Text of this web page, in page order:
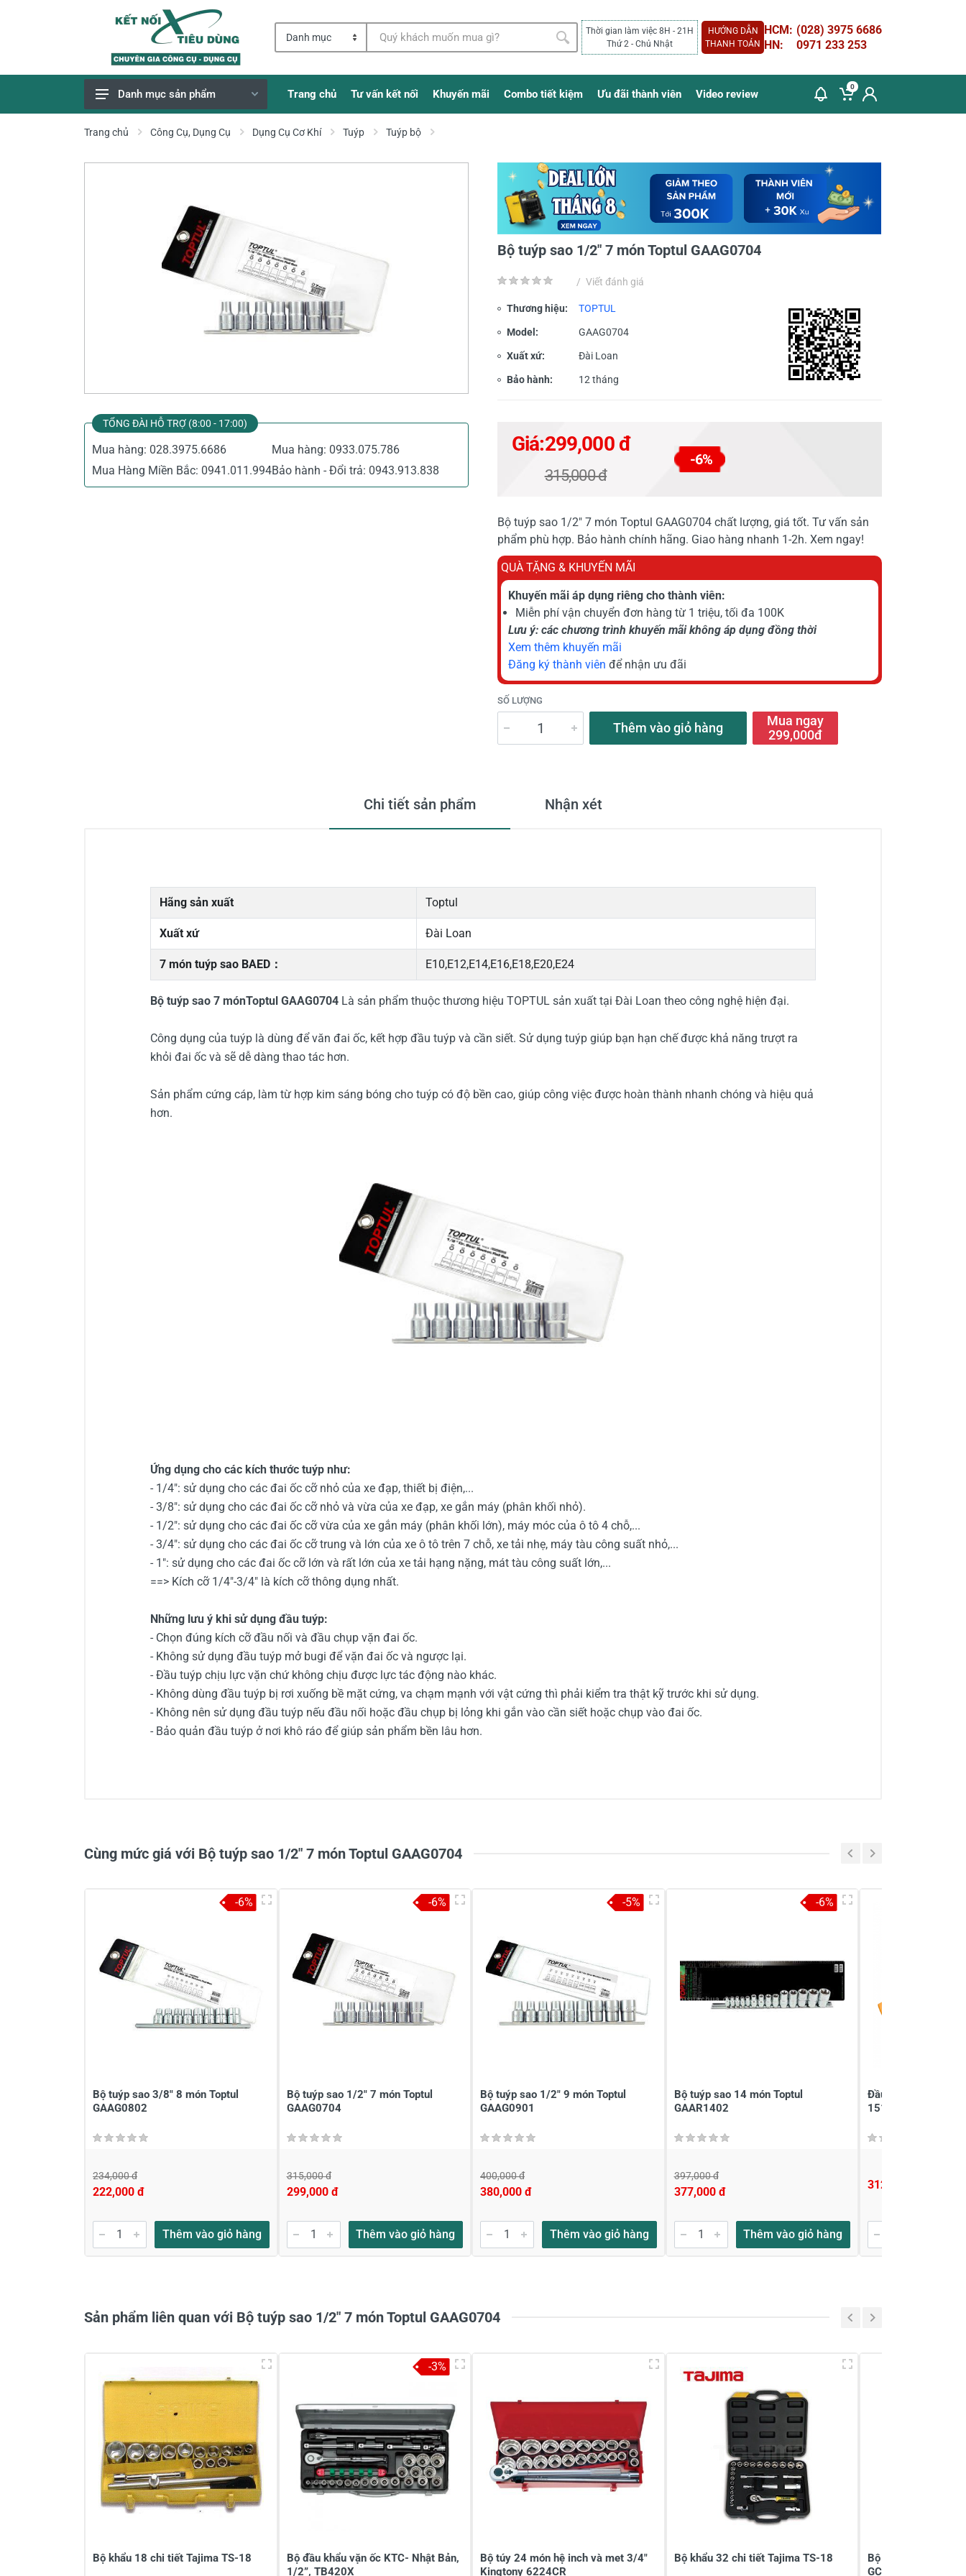
Thời gian làm việc 8H - 21H
Thứ 2 - Chủ Nhật
HƯỚNG DẪN
THANH TOÁN
HCM: (028) 3975 6686
HN:
0971 233 253
Giao Hàng Miễn Phí
Danh mục sản phẩm Trang chủ Tư vấn kết nối Khuyến mãi Combo tiết kiệm Ưu đãi thành viên Video review
0
Trang chủ Công Cụ, Dụng Cụ Dụng Cụ Cơ Khí Tuýp Tuýp bộ
TỔNG ĐÀI HỖ TRỢ (8:00 - 17:00)
Mua hàng: 028.3975.6686 Mua hàng: 0933.075.786
Mua Hàng Miền Bắc: 0941.011.994Bảo hành - Đổi trả: 0943.913.838
Bộ tuýp sao 1/2" 7 món Toptul GAAG0704
/ Viết đánh giá
Thương hiệu: TOPTUL
Model: GAAG0704
Xuất xứ: Đài Loan
Bảo hành: 12 tháng
Giá:299,000 đ
315,000 đ
-6%
Bộ tuýp sao 1/2" 7 món Toptul GAAG0704 chất lượng, giá tốt. Tư vấn sản
phẩm phù hợp. Bảo hành chính hãng. Giao hàng nhanh 1-2h. Xem ngay!
QUÀ TẶNG & KHUYẾN MÃI
Khuyến mãi áp dụng riêng cho thành viên:
Miễn phí vận chuyển đơn hàng từ 1 triệu, tối đa 100K
Lưu ý: các chương trình khuyến mãi không áp dụng đồng thời
Xem thêm khuyến mãi
Đăng ký thành viên để nhận ưu đãi
SỐ LƯỢNG
Thêm vào giỏ hàng
Mua ngay
299,000đ
Chi tiết sản phẩm Nhận xét
Hãng sản xuất Toptul
Xuất xứ Đài Loan
7 món tuýp sao BAED： E10,E12,E14,E16,E18,E20,E24
Bộ tuýp sao 7 mónToptul GAAG0704 Là sản phẩm thuộc thương hiệu TOPTUL sản xuất tại Đài Loan theo công nghệ hiện đại.
Công dụng của tuýp là dùng để văn đai ốc, kết hợp đầu tuýp và cần siết. Sử dụng tuýp giúp bạn hạn chế được khả năng trượt ra
khỏi đai ốc và sẽ dễ dàng thao tác hơn.
Sản phẩm cứng cáp, làm từ hợp kim sáng bóng cho tuýp có độ bền cao, giúp công việc được hoàn thành nhanh chóng và hiệu quả
hơn.
Ứng dụng cho các kích thước tuýp như:
- 1/4": sử dụng cho các đai ốc cỡ nhỏ của xe đạp, thiết bị điện,...
- 3/8": sử dụng cho các đai ốc cỡ nhỏ và vừa của xe đạp, xe gắn máy (phân khối nhỏ).
- 1/2": sử dụng cho các đai ốc cỡ vừa của xe gắn máy (phân khối lớn), máy móc của ô tô 4 chỗ,...
- 3/4": sử dụng cho các đai ốc cỡ trung và lớn của xe ô tô trên 7 chỗ, xe tải nhẹ, máy tàu công suất nhỏ,...
- 1": sử dụng cho các đai ốc cỡ lớn và rất lớn của xe tải hạng nặng, mát tàu công suất lớn,...
==> Kích cỡ 1/4"-3/4" là kích cỡ thông dụng nhất.
Những lưu ý khi sử dụng đầu tuýp:
- Chọn đúng kích cỡ đầu nối và đầu chụp vặn đai ốc.
- Không sử dụng đầu tuýp mở bugi để vặn đai ốc và ngược lại.
- Đầu tuýp chịu lực vặn chứ không chịu được lực tác động nào khác.
- Không dùng đầu tuýp bị rơi xuống bề mặt cứng, va chạm mạnh với vật cứng thì phải kiểm tra thật kỹ trước khi sử dụng.
- Không nên sử dụng đầu tuýp nếu đầu nối hoặc đầu chụp bị lỏng khi gắn vào cần siết hoặc chụp vào đai ốc.
- Bảo quản đầu tuýp ở nơi khô ráo để giúp sản phẩm bền lâu hơn.
Đánh giá sao Họ và tên* Tiêu đề của nhận xét*
Cùng mức giá với Bộ tuýp sao 1/2" 7 món Toptul GAAG0704
Bộ tuýp sao 3/8" 8 món Toptul
GAAG0802
234,000 đ
222,000 đ
Thêm vào giỏ hàng
-6%
Bộ tuýp sao 1/2" 7 món Toptul
GAAG0704
315,000 đ
299,000 đ
Thêm vào giỏ hàng
-6%
Bộ tuýp sao 1/2" 9 món Toptul
GAAG0901
400,000 đ
380,000 đ
Thêm vào giỏ hàng
-5%
Bộ tuýp sao 14 món Toptul
GAAR1402
397,000 đ
377,000 đ
Thêm vào giỏ hàng
-6%
Đầu tuýp tự động
15150
312,000 đ
Sản phẩm liên quan với Bộ tuýp sao 1/2" 7 món Toptul GAAG0704
Bộ khẩu 18 chi tiết Tajima TS-18
Bộ đầu khẩu vặn ốc KTC- Nhật Bản,
1/2”, TB420X
-3%
Bộ túy 24 món hệ inch và met 3/4"
Kingtony 6224CR
Bộ khẩu 32 chi tiết Tajima TS-18
Bộ đầu tuýp 1/4"
GCAI2403